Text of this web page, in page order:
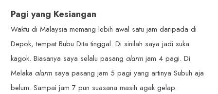
Pagi yang Kesiangan
Waktu di Malaysia memang lebih awal satu jam daripada di
Depok, tempat Bubu Dita tinggal. Di sinilah saya jadi suka
kagok. Biasanya saya selalu pasangalarm jam 4 pagi. Di
Melakaalarm saya pasang jam 5 pagi yang artinya Subuh aja
belum. Sampai jam 7 pun suasana masih agak gelap.